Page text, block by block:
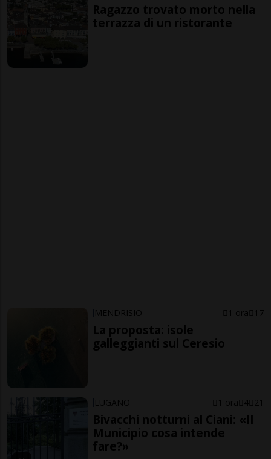
Ragazzo trovato morto nella
terrazza di un ristorante
MENDRISIO 1 ora 17
La proposta: isole
galleggianti sul Ceresio
LUGANO 1 ora 4 21
Bivacchi notturni al Ciani: «Il
Municipio cosa intende
fare?»